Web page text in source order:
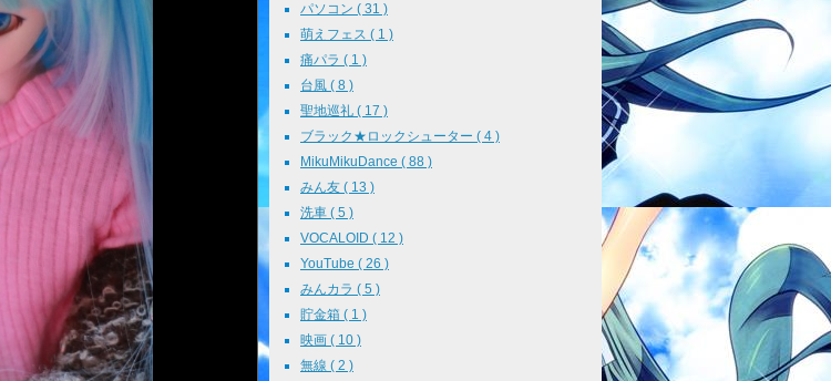
パソコン ( 31 )
萌えフェス ( 1 )
痛パラ ( 1 )
台風 ( 8 )
聖地巡礼 ( 17 )
ブラック★ロックシューター ( 4 )
MikuMikuDance ( 88 )
みん友 ( 13 )
洗車 ( 5 )
VOCALOID ( 12 )
YouTube ( 26 )
みんカラ ( 5 )
貯金箱 ( 1 )
映画 ( 10 )
無線 ( 2 )